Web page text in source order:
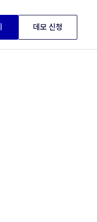
데모 신청